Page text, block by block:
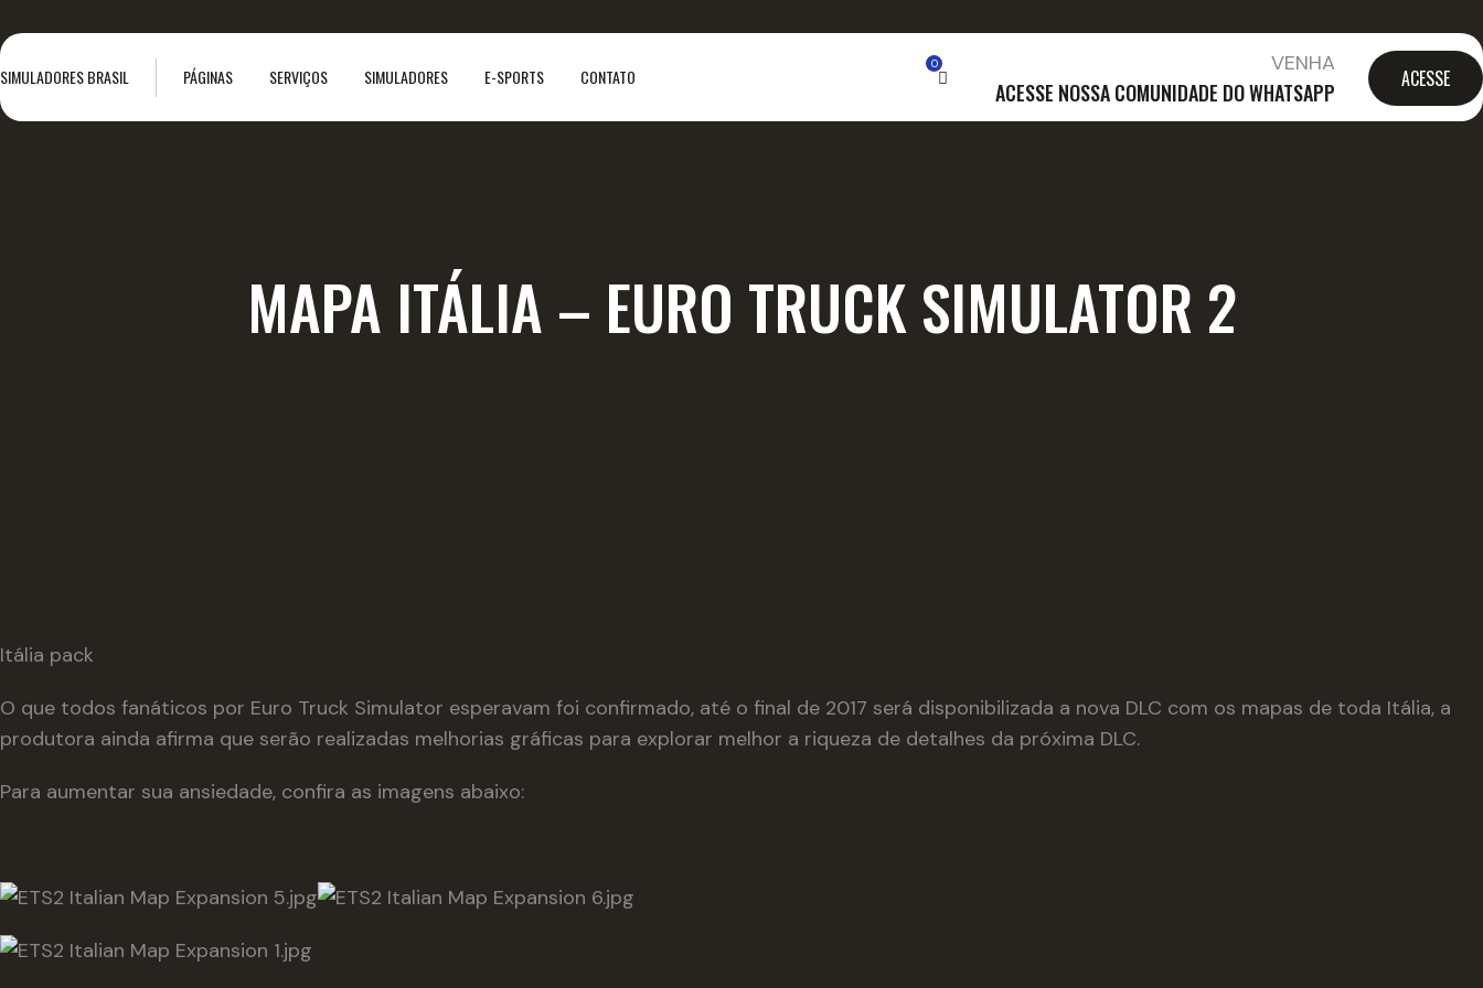
SIMULADORES BRASIL
VENHA
ACESSE NOSSA COMUNIDADE DO WHATSAPP ACESSE
0
PÁGINAS SERVIÇOS SIMULADORES E-SPORTS CONTATO
MAPA ITÁLIA – EURO TRUCK SIMULATOR 2
Itália pack
O que todos fanáticos por Euro Truck Simulator esperavam foi confirmado, até o final de 2017 será disponibilizada a nova DLC com os mapas de toda Itália, a
produtora ainda afirma que serão realizadas melhorias gráficas para explorar melhor a riqueza de detalhes da próxima DLC.
Para aumentar sua ansiedade, confira as imagens abaixo: